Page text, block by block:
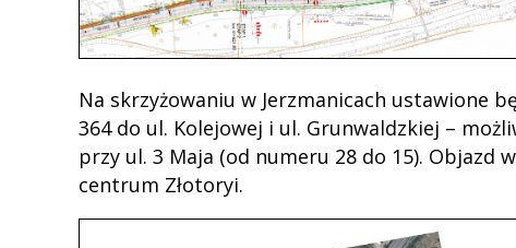
Na skrzyżowaniu w Jerzmanicach ustawione
364 do ul. Kolejowej i ul. Grunwaldzkiej –
przy ul. 3 Maja (od numeru 28 do 15).
centrum Złotoryi.